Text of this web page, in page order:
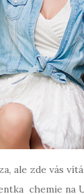
ale zde vás
chemie na